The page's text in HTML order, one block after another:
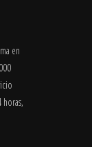
en
horas,